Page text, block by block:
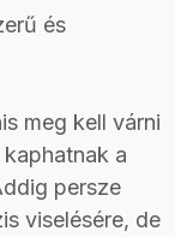
és
meg kell várni
a
persze
viselésére, de